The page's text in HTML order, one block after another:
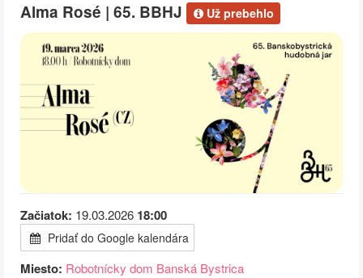
Alma Rosé | 65. BBHJ Už prebehlo
Začiatok: 19.03.2026 18:00
Pridať do Google kalendára
Miesto: Robotnícky dom Banská Bystrica